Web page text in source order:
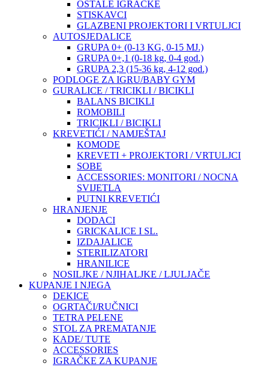
OSTALE IGRAČKE
STISKAVCI
GLAZBENI PROJEKTORI I VRTULJCI
AUTOSJEDALICE
GRUPA 0+ (0-13 KG, 0-15 MJ.)
GRUPA 0+,1 (0-18 kg, 0-4 god.)
GRUPA 2,3 (15-36 kg, 4-12 god.)
PODLOGE ZA IGRU/BABY GYM
GURALICE / TRICIKLI / BICIKLI
BALANS BICIKLI
ROMOBILI
TRICIKLI / BICIKLI
KREVETIĆI / NAMJEŠTAJ
KOMODE
KREVETI + PROJEKTORI / VRTULJCI
SOBE
ACCESSORIES: MONITORI / NOCNA
SVIJETLA
PUTNI KREVETIĆI
HRANJENJE
DODACI
GRICKALICE I SL.
IZDAJALICE
STERILIZATORI
HRANILICE
NOSILJKE / NJIHALJKE / LJULJAČE
KUPANJE I NJEGA
DEKICE
OGRTAČI/RUČNICI
TETRA PELENE
STOL ZA PREMATANJE
KADE/ TUTE
ACCESSORIES
IGRAČKE ZA KUPANJE